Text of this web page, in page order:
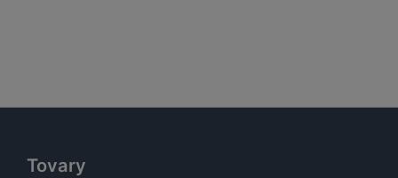
Tovary